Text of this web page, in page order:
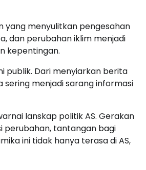
yang menyulitkan pengesahan
dan perubahan iklim menjadi
kepentingan.
publik. Dari menyiarkan berita
sering menjadi sarang informasi
lanskap politik AS. Gerakan
perubahan, tantangan bagi
ini tidak hanya terasa di AS,